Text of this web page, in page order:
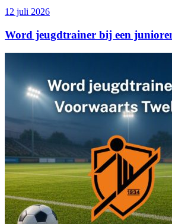
12 juli 2026
Word jeugdtrainer bij een